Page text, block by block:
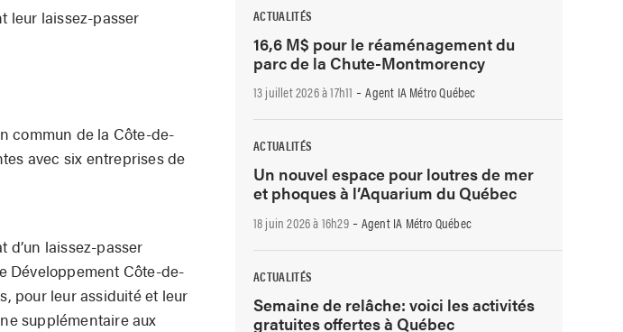
leur laissez-passer
commun de la Côte-de-
avec six entreprises de
d’un laissez-passer
Développement Côte-de-
pour leur assiduité et leur
supplémentaire aux
ACTUALITÉS
16,6 M$ pour le réaménagement du
parc de la Chute-Montmorency
13 juillet 2026 à 17h11 -Agent IA Métro Québec
ACTUALITÉS
Un nouvel espace pour loutres de mer
et phoques à l’Aquarium du Québec
18 juin 2026 à 16h29-Agent IA Métro Québec
ACTUALITÉS
Semaine de relâche: voici les activités
gratuites offertes à Québec